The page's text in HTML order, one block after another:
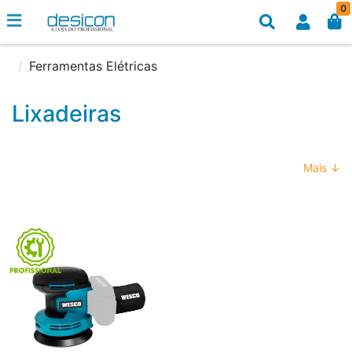
0
Ferramentas Elétricas
Lixadeiras
Mais ↓